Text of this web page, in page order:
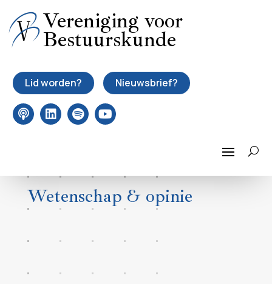
Vereniging voor
Bestuurskunde
Lid worden? Nieuwsbrief?
Wetenschap & opinie